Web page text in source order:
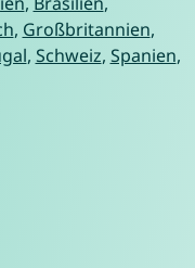
, Großbritannien,
, Schweiz, Spanien,